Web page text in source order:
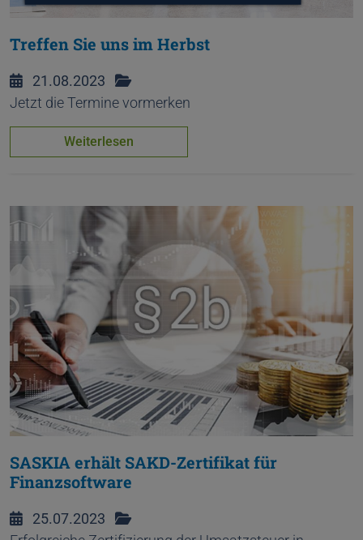
Treffen Sie uns im Herbst
21.08.2023
Jetzt die Termine vormerken
Weiterlesen
SASKIA erhält SAKD-Zertifikat für
Finanzsoftware
25.07.2023